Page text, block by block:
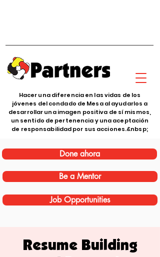
Hacer una diferencia en las vidas de los
jóvenes del condado de Mesa al ayudarlos a
desarrollar una imagen positiva de sí mismos,
un sentido de pertenencia y una aceptación
de responsabilidad por sus acciones.&nbsp;
Done ahora
Be a Mentor
Job Opportunities
Resume Building